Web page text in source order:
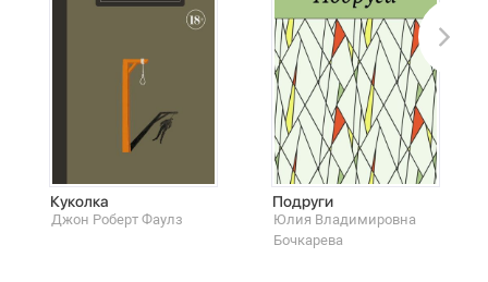
Куколка
Джон Роберт Фаулз
Подруги
Юлия Владимировна
Бoчкарева